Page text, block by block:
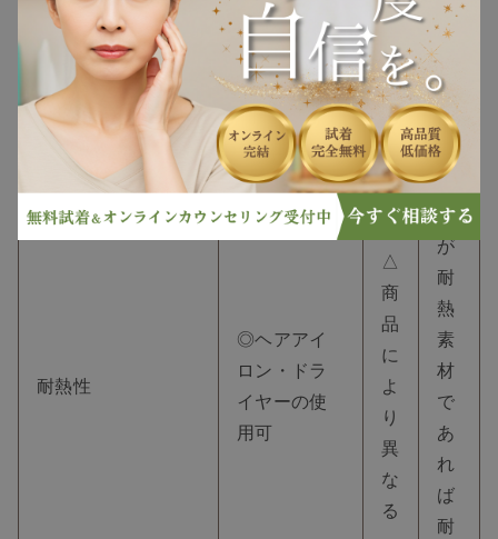
ヘアスタイル
抜け毛
白髪
い
耐熱性
◎ヘアアイ
ロン・ドラ
イヤーの使
用可
△
商
品
に
よ
り
異
な
る
△
人
工
毛
が
耐
熱
素
材
で
あ
れ
ば
耐